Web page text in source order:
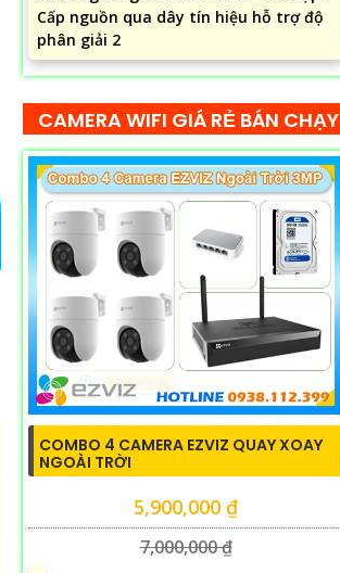
Cấp nguồn qua dây tín hiệu hỗ trợ độ
phân giải 2
CAMERA WIFI GIÁ RẺ BÁN CHẠY
COMBO 4 CAMERA EZVIZ QUAY XOAY
NGOÀI TRỜI
5,900,000 ₫
7,000,000 ₫